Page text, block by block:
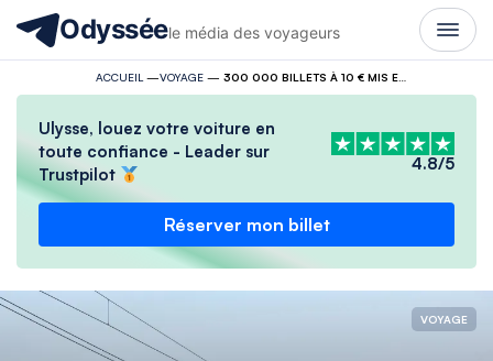
Odysséele média des voyageurs
ACCUEIL —VOYAGE— 300 000 BILLETS À 10 € MIS EN VENTE PAR LA SNCF : VISITEZ LA NORMANDIE POUR UN PRIX PLUS BAS QU’UN CAFÉ À PARIS
Ulysse, louez votre voiture en
toute confiance - Leader sur
Trustpilot
4.8/5
Réserver mon billet
VOYAGE